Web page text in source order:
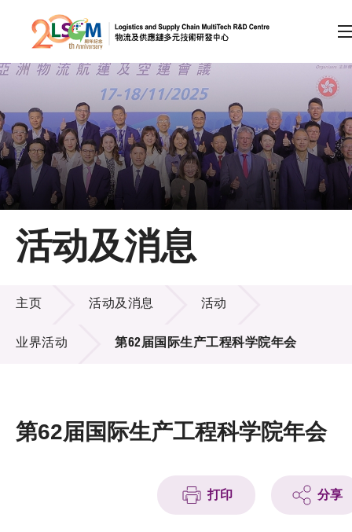
跳到内容（按回车键）
会员登录
A A EN 繁 简
主页
关于LSCM
技术商品化
项目及资助计划
活动及消息
活动及消息
活动及消息
主页 活动及消息 活动
业界活动 第62届国际生产工程科学院年会
第62届国际生产工程科学院年会
打印 分享